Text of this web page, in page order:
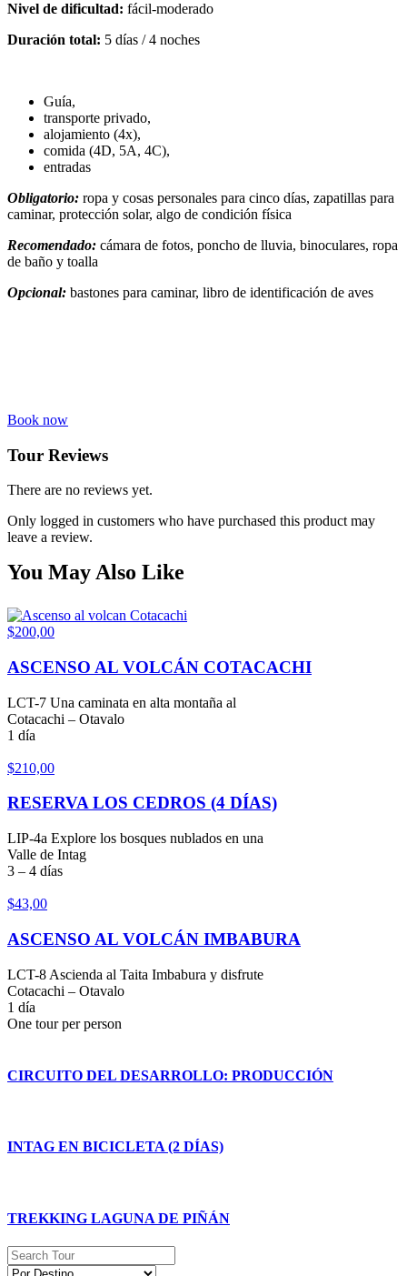
Nivel de dificultad: fácil-moderado
Duración total: 5 días / 4 noches
Guía,
transporte privado,
alojamiento (4x),
comida (4D, 5A, 4C),
entradas
Obligatorio: ropa y cosas personales para cinco días, zapatillas para
caminar, protección solar, algo de condición física
Recomendado: cámara de fotos, poncho de lluvia, binoculares, ropa
de baño y toalla
Opcional: bastones para caminar, libro de identificación de aves
Book now
Tour Reviews
There are no reviews yet.
Only logged in customers who have purchased this product may
leave a review.
You May Also Like
$200,00
ASCENSO AL VOLCÁN COTACACHI
LCT-7 Una caminata en alta montaña al
Cotacachi – Otavalo
1 día
$210,00
RESERVA LOS CEDROS (4 DÍAS)
LIP-4a Explore los bosques nublados en una
Valle de Intag
3 – 4 días
$43,00
ASCENSO AL VOLCÁN IMBABURA
LCT-8 Ascienda al Taita Imbabura y disfrute
Cotacachi – Otavalo
1 día
One tour per person
CIRCUITO DEL DESARROLLO: PRODUCCIÓN
INTAG EN BICICLETA (2 DÍAS)
TREKKING LAGUNA DE PIÑÁN